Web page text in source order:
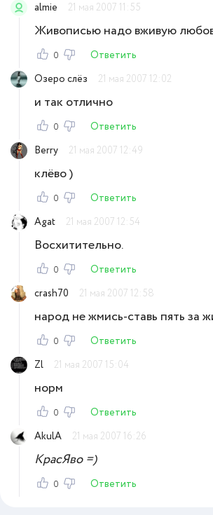
almie 21 мая 2007 11:55
Живописью надо вживую
0
Ответить
Озеро слёз
21 мая 2007 12:02
и так отлично
0
Ответить
Berry
21 мая 2007 12:49
клёво )
0
Ответить
Agat
21 мая 2007 12:54
Восхитительно.
0
Ответить
crash70
21 мая 2007 12:58
народ не жмись-ставь пять за
0
Ответить
Zl
21 мая 2007 15:04
норм
0
Ответить
AkulA
21 мая 2007 16:26
КрасЯво =)
0 Ответить